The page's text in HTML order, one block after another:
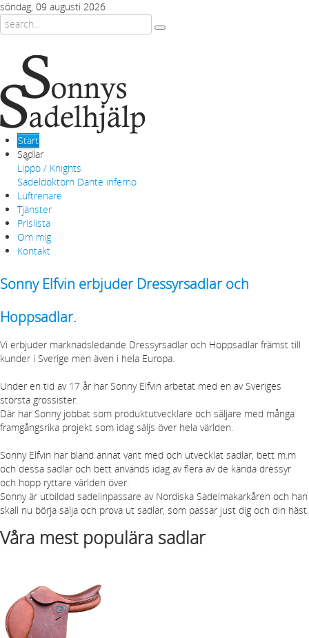
söndag, 09 augusti 2026
Start
Sadlar
Lippo / Knights
Sadeldoktorn Dante inferno
Luftrenare
Tjänster
Prislista
Om mig
Kontakt
Sonny Elfvin erbjuder Dressyrsadlar och
Hoppsadlar.
Vi erbjuder marknadsledande Dressyrsadlar och Hoppsadlar främst till
kunder i Sverige men även i hela Europa.
Under en tid av 17 år har Sonny Elfvin arbetat med en av Sveriges
största grossister.
Där har Sonny jobbat som produktutvecklare och säljare med många
framgångsrika projekt som idag säljs över hela världen.
Sonny Elfvin har bland annat varit med och utvecklat sadlar, bett m.m
och dessa sadlar och bett används idag av flera av de kända dressyr
och hopp ryttare världen över.
Sonny är utbildad sadelinpassare av Nordiska Sadelmakarkåren och han
skall nu börja sälja och prova ut sadlar, som passar just dig och din häst.
Våra mest populära sadlar